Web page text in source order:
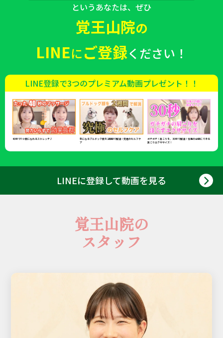
というあなたは、ぜひ
覚王山院の
LINEにご登録ください！
LINE登録で3つのプレミアム動画プレゼント！！
40秒で!?小顔になれるストレッチ♪
気になるブルドック顔を2週間で解消！究極のセルフケ
ア
ガチガチ！肩こりを、30秒で解消！仕事の合間にできる
肩こりエクササイズ！
LINEに登録して動画を見る
覚王山院の
スタッフ